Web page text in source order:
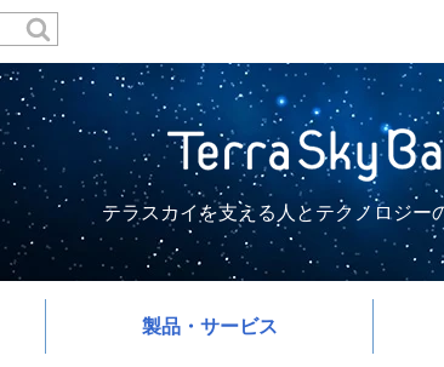
テラスカイを支える人とテクノロジー
製品・サービス